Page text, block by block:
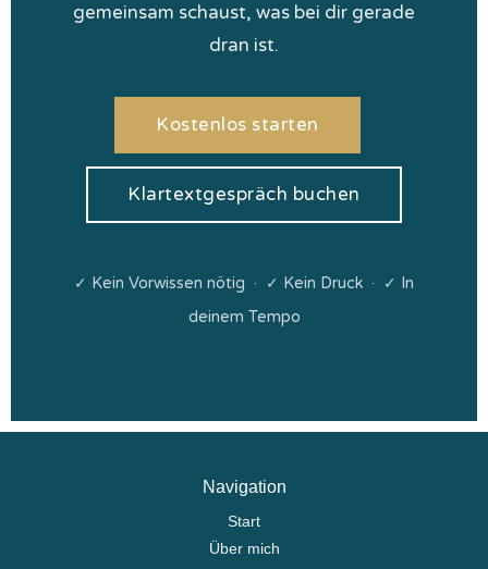
gemeinsam schaust, was bei dir gerade
dran ist.
Kostenlos starten
Klartextgespräch buchen
✓ Kein Vorwissen nötig · ✓ Kein Druck · ✓ In
deinem Tempo
Navigation
Start
Über mich